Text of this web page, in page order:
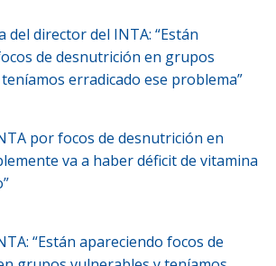
del director del INTA: “Están
de desnutrición en grupos
erradicado ese problema”
por focos de desnutrición en
va a haber déficit de vitamina
“Están apareciendo focos de